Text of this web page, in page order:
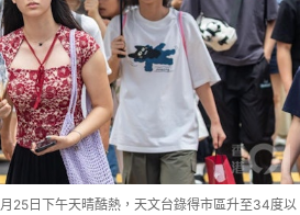
25日下午天晴酷熱，天文台錄得市區升至34度以